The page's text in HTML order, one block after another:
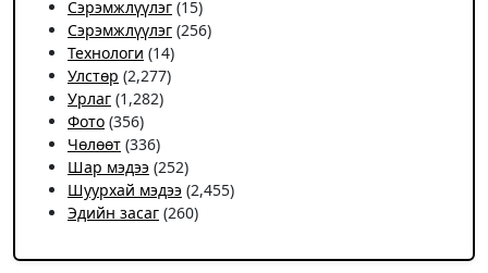
Сэрэмжлүүлэг (15)
Сэрэмжлүүлэг (256)
Технологи (14)
Улстөр (2,277)
Урлаг (1,282)
Фото (356)
Чѳлѳѳт (336)
Шар мэдээ (252)
Шуурхай мэдээ (2,455)
Эдийн засаг (260)